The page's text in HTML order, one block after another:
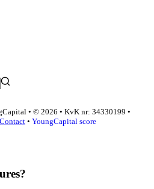
• © 2026 • KvK nr: 34330199 •
Contact • YoungCapital score